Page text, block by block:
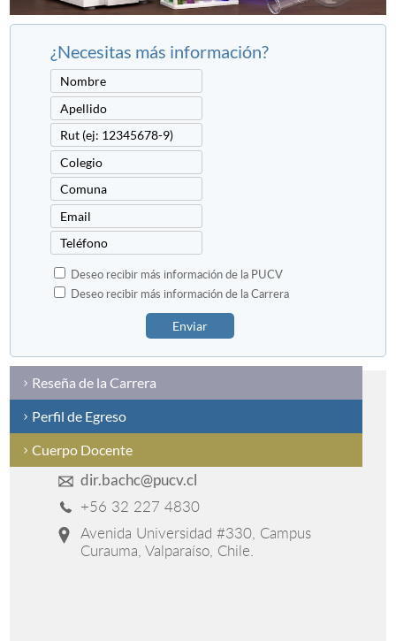
¿Necesitas más información?
Deseo recibir más información de la PUCV
Deseo recibir más información de la Carrera
Enviar
Reseña de la Carrera
Perfil de Egreso
Cuerpo Docente
dir.bachc@pucv.cl
+56 32 227 4830
Avenida Universidad #330, Campus
Curauma, Valparaíso, Chile.